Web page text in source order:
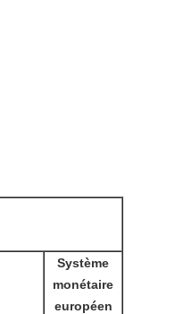
Système
monétaire
européen